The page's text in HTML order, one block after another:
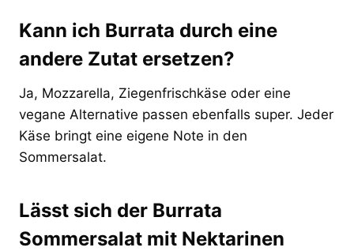
Kann ich Burrata durch eine
andere Zutat ersetzen?
Ja, Mozzarella, Ziegenfrischkäse oder eine
vegane Alternative passen ebenfalls super. Jeder
Käse bringt eine eigene Note in den
Sommersalat.
Lässt sich der Burrata
Sommersalat mit Nektarinen